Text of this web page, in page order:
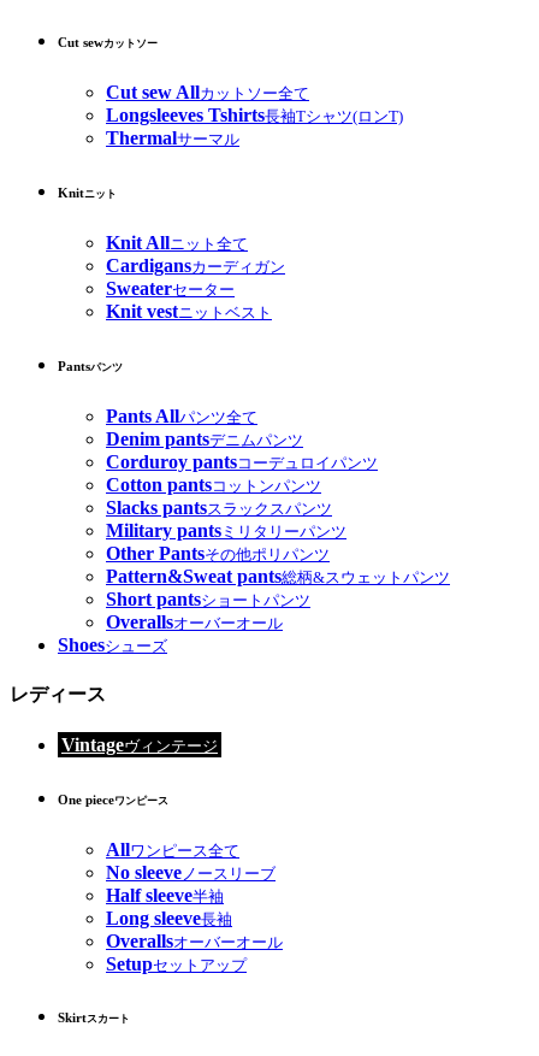
Cut sewカットソー
Cut sew Allカットソー全て
Longsleeves Tshirts長袖Tシャツ(ロンT)
Thermalサーマル
Knitニット
Knit Allニット全て
Cardigansカーディガン
Sweaterセーター
Knit vestニットベスト
Pantsパンツ
Pants Allパンツ全て
Denim pantsデニムパンツ
Corduroy pantsコーデュロイパンツ
Cotton pantsコットンパンツ
Slacks pantsスラックスパンツ
Military pants ミリタリーパンツ
Other Pantsその他ポリパンツ
Pattern&Sweat pants総柄&スウェットパンツ
Short pantsショートパンツ
Overallsオーバーオール
Shoesシューズ
レディース
Vintageヴィンテージ
One pieceワンピース
Allワンピース全て
No sleeve ノースリーブ
Half sleeve半袖
Long sleeve長袖
Overallsオーバーオール
Setupセットアップ
Skirtスカート